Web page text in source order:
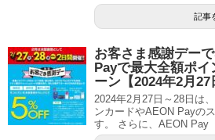
記事
お客さま感謝デー
Payで最大全額ポ
ーン【2024年2月27
2024年2月27日～28日は
ンカードやAEON Payの
す。 さらに、AEON Pay